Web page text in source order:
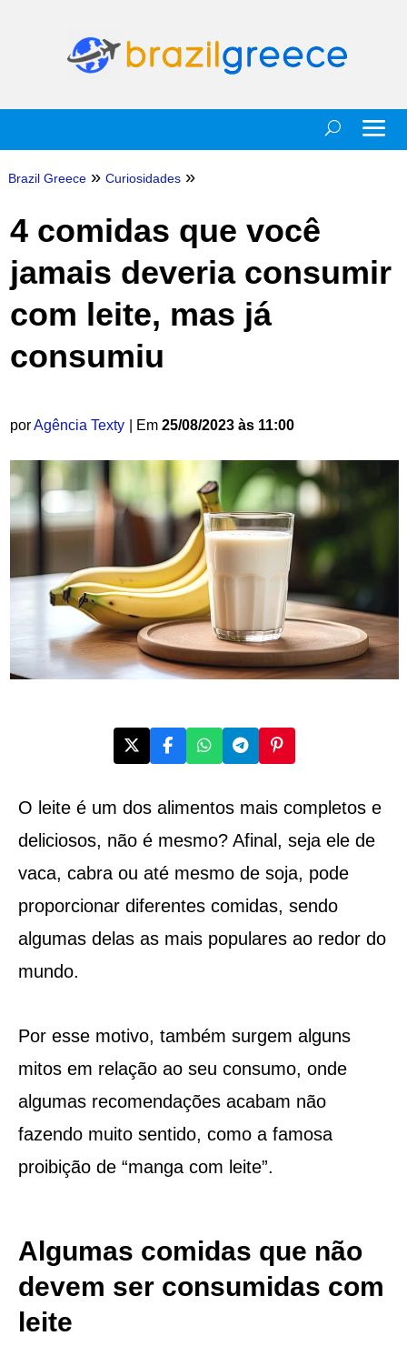
Brazil Greece » Curiosidades »
4 comidas que você
jamais deveria consumir
com leite, mas já
consumiu
porAgência Texty | Em 25/08/2023 às 11:00
O leite é um dos alimentos mais completos e
deliciosos, não é mesmo? Afinal, seja ele de
vaca, cabra ou até mesmo de soja, pode
proporcionar diferentes comidas, sendo
algumas delas as mais populares ao redor do
mundo.
Por esse motivo, também surgem alguns
mitos em relação ao seu consumo, onde
algumas recomendações acabam não
fazendo muito sentido, como a famosa
proibição de “manga com leite”.
Algumas comidas que não
devem ser consumidas com
leite